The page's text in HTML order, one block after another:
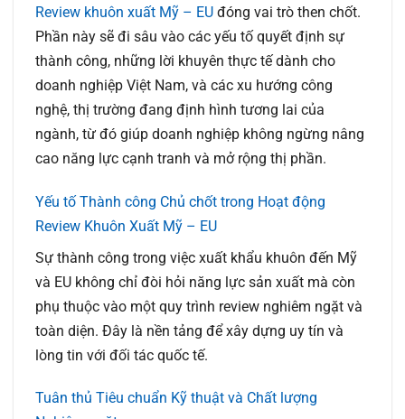
Review khuôn xuất Mỹ – EU đóng vai trò then chốt.
Phần này sẽ đi sâu vào các yếu tố quyết định sự
thành công, những lời khuyên thực tế dành cho
doanh nghiệp Việt Nam, và các xu hướng công
nghệ, thị trường đang định hình tương lai của
ngành, từ đó giúp doanh nghiệp không ngừng nâng
cao năng lực cạnh tranh và mở rộng thị phần.
Yếu tố Thành công Chủ chốt trong Hoạt động
Review Khuôn Xuất Mỹ – EU
Sự thành công trong việc xuất khẩu khuôn đến Mỹ
và EU không chỉ đòi hỏi năng lực sản xuất mà còn
phụ thuộc vào một quy trình review nghiêm ngặt và
toàn diện. Đây là nền tảng để xây dựng uy tín và
lòng tin với đối tác quốc tế.
Tuân thủ Tiêu chuẩn Kỹ thuật và Chất lượng